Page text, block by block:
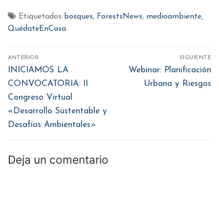
(Se
abre
en
una
(Se
abre
en
una
(Se
abre
(Se
abre
(Se
abre
Etiquetados bosques, ForestsNews, medioambiente,
QuédateEnCasa
Navegación
de
entradas
ANTERIOR
Entrada
anterior:
INICIAMOS LA
CONVOCATORIA: II
Congreso Virtual
«Desarrollo Sustentable y
Desafíos Ambientales»
SIGUIENTE
Entrada
siguiente:
Webinar: Planificación
Urbana y Riesgos
Deja un comentario